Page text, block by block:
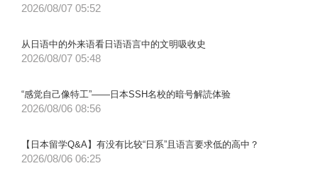
2026/08/07 05:52
从日语中的外来语看日语语言中的文明吸收史
2026/08/07 05:48
“感觉自己像特工”——日本SSH名校的暗号解読体验
2026/08/06 08:56
【日本留学Q&A】有没有比较“日系”且语言要求低的高中？
2026/08/06 06:25